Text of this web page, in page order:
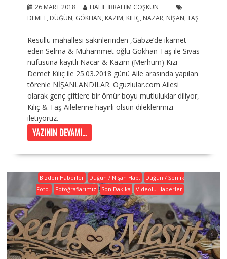
26 MART 2018
HALIL İBRAHIM COŞKUN
DEMET, DÜĞÜN, GÖKHAN, KAZIM, KILIÇ, NAZAR, NIŞAN, TAŞ
Resullü mahallesi sakinlerinden ,Gabze’de ikamet
eden Selma & Muhammet oğlu Gökhan Taş ile Sivas
nufusuna kayıtlı Nacar & Kazım (Merhum) Kızı
Demet Kılıç ile 25.03.2018 günü Aile arasında yapılan
törenle NİŞANLANDILAR. Oguzlular.com Ailesi
olarak genç çiftlere bir ömür boyu mutluluklar diliyor,
Kılıç & Taş Ailelerine hayırlı olsun dileklerimizi
iletiyoruz.
YAZININ DEVAMI...
Bizden Haberler Düğün / Nişan Hab.
Düğün / Şenlik
Foto.
Fotoğraflarımız Son Dakika Videolu Haberler